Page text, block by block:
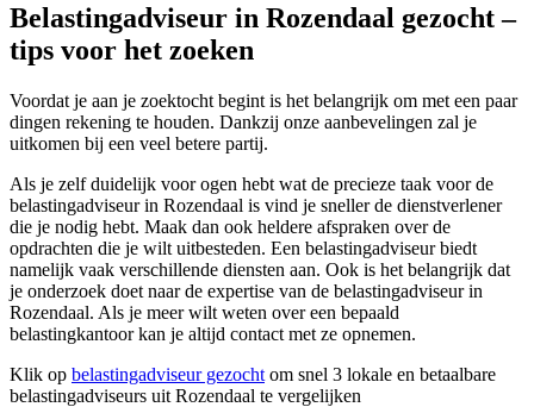
Belastingadviseur in Rozendaal gezocht –
tips voor het zoeken
Voordat je aan je zoektocht begint is het belangrijk om met een paar
dingen rekening te houden. Dankzij onze aanbevelingen zal je
uitkomen bij een veel betere partij.
Als je zelf duidelijk voor ogen hebt wat de precieze taak voor de
belastingadviseur in Rozendaal is vind je sneller de dienstverlener
die je nodig hebt. Maak dan ook heldere afspraken over de
opdrachten die je wilt uitbesteden. Een belastingadviseur biedt
namelijk vaak verschillende diensten aan. Ook is het belangrijk dat
je onderzoek doet naar de expertise van de belastingadviseur in
Rozendaal. Als je meer wilt weten over een bepaald
belastingkantoor kan je altijd contact met ze opnemen.
Klik op belastingadviseur gezocht om snel 3 lokale en betaalbare
belastingadviseurs uit Rozendaal te vergelijken